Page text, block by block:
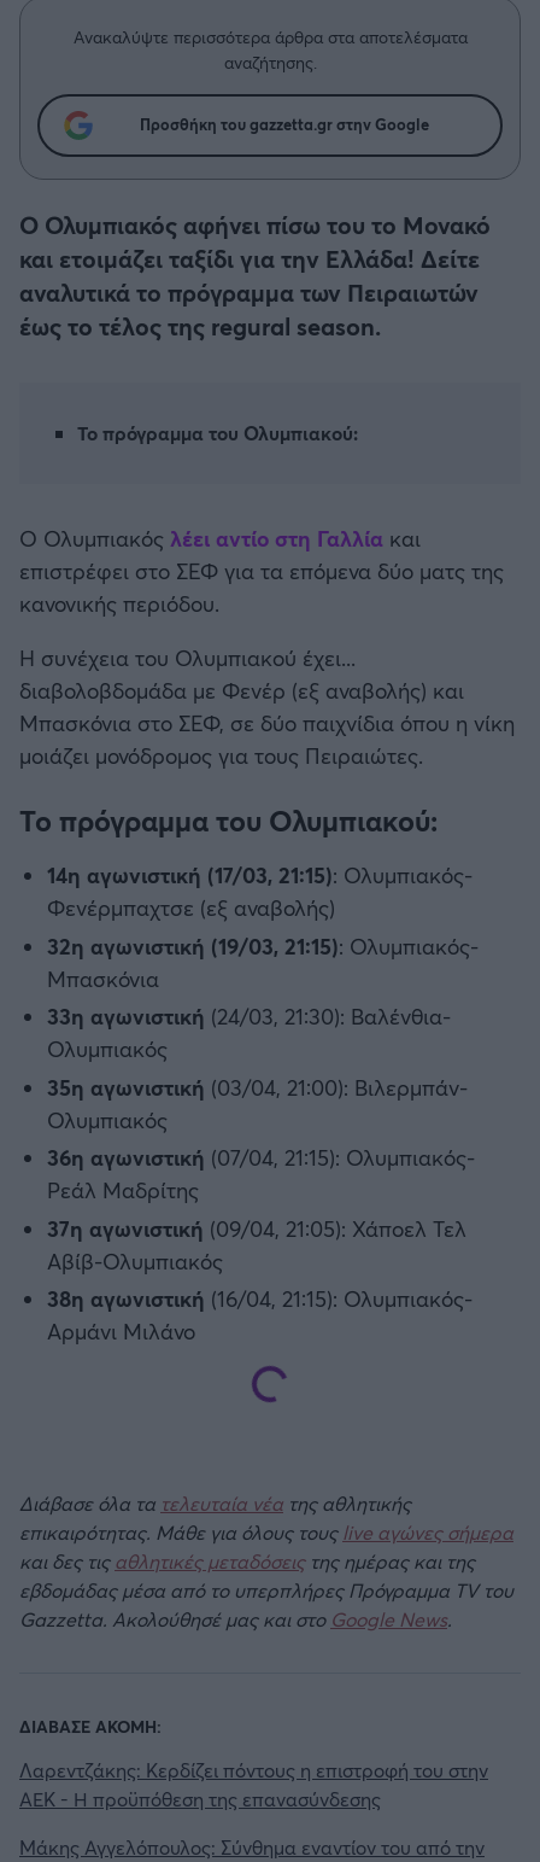
Άρης
Λεβαδειακός
Βόλος
Ατρόμητος Αθηνών
Αστέρας Τρίπολης
Καλαμάτα
Ηρακλής
Μπαρτσελόνα
Ρεάλ Μαδρίτης
Ατλέτικο Μαδρίτης
Μάντσεστερ Γιουνάιτεντ
Μάντσεστερ Σίτι
Λίβερπουλ
Γιουβέντους
Μίλαν
Ίντερ
Μεγάλη μου Αγάπη
Ανακαλύψτε περισσότερα άρθρα στα αποτελέσματα
αναζήτησης.
Προσθήκη του gazzetta.gr στην Google
Ο Ολυμπιακός αφήνει πίσω του το Μονακό
και ετοιμάζει ταξίδι για την Ελλάδα! Δείτε
αναλυτικά το πρόγραμμα των Πειραιωτών
έως το τέλος της regural season.
Το πρόγραμμα του Ολυμπιακού:
Ο Ολυμπιακός λέει αντίο στη Γαλλία και
επιστρέφει στο ΣΕΦ για τα επόμενα δύο ματς της
κανονικής περιόδου.
Η συνέχεια του Ολυμπιακού έχει...
διαβολοβδομάδα με Φενέρ (εξ αναβολής) και
Μπασκόνια στο ΣΕΦ, σε δύο παιχνίδια όπου η νίκη
μοιάζει μονόδρομος για τους Πειραιώτες.
Το πρόγραμμα του Ολυμπιακού:
14η αγωνιστική (17/03, 21:15): Ολυμπιακός-
Φενέρμπαχτσε (εξ αναβολής)
32η αγωνιστική (19/03, 21:15): Ολυμπιακός-
Μπασκόνια
33η αγωνιστική (24/03, 21:30): Βαλένθια-
Ολυμπιακός
35η αγωνιστική (03/04, 21:00): Βιλερμπάν-
Ολυμπιακός
36η αγωνιστική (07/04, 21:15): Ολυμπιακός-
Ρεάλ Μαδρίτης
37η αγωνιστική (09/04, 21:05): Χάποελ Τελ
Αβίβ-Ολυμπιακός
38η αγωνιστική (16/04, 21:15): Ολυμπιακός-
Αρμάνι Μιλάνο
Διάβασε όλα τα τελευταία νέα της αθλητικής
επικαιρότητας. Μάθε για όλους τους live αγώνες σήμερα
και δες τιςαθλητικές μεταδόσειςτης ημέρας και της
εβδομάδας μέσα από το υπερπλήρες Πρόγραμμα TV του
Gazzetta. Ακολούθησέ μας και στο Google News.
ΔΙΑΒΑΣΕ ΑΚΟΜΗ:
Λαρεντζάκης: Κερδίζει πόντους η επιστροφή του στην
ΑΕΚ - Η προϋπόθεση της επανασύνδεσης
Μάκης Αγγελόπουλος: Σύνθημα εναντίον του από την